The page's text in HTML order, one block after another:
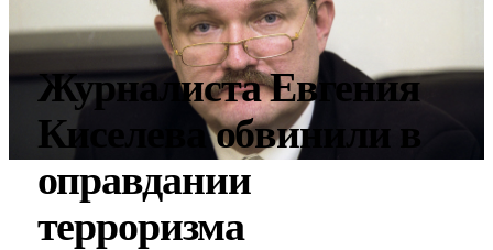
Журналиста Евгения
Киселева обвинили в
оправдании
терроризма